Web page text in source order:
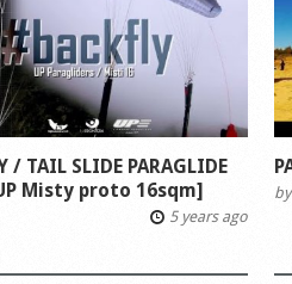
/ TAIL SLIDE PARAGLIDE
Misty proto 16sqm]
5 years ago
by